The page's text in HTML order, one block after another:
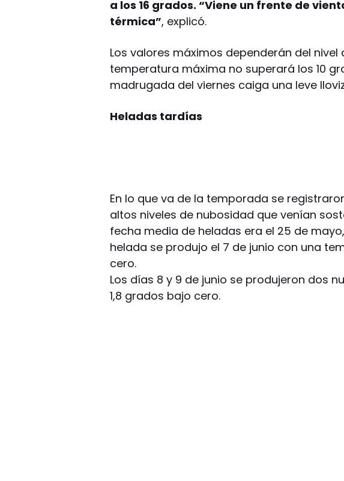
a los 16 grados. “Viene un frente de
térmica”, explicó.
Los valores máximos dependerán del nivel
temperatura máxima no superará los 10
madrugada del viernes caiga una leve
Heladas tardías
En lo que va de la temporada se
altos niveles de nubosidad que venían
fecha media de heladas era el 25 de
helada se produjo el 7 de junio con una
cero.
Los días 8 y 9 de junio se produjeron dos
1,8 grados bajo cero.